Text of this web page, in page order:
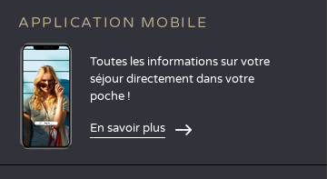
APPLICATION MOBILE
Toutes les informations sur votre
séjour directement dans votre
poche !
En savoir plus